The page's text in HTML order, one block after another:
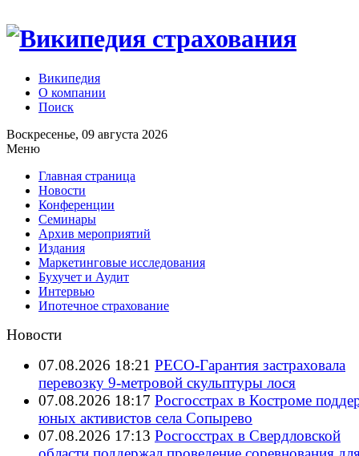
Википедия
О компании
Поиск
Воскресенье, 09 августа 2026
Меню
Главная страница
Новости
Конференции
Семинары
Архив мероприятий
Издания
Маркетинговые исследования
Бухучет и Аудит
Интервью
Ипотечное страхование
Новости
07.08.2026 18:21 РЕСО-Гарантия застраховала
перевозку 9-метровой скульптуры лося
07.08.2026 18:17 Росгосстрах в Костроме
юных активистов села Сопырево
07.08.2026 17:13 Росгосстрах в Свердловской